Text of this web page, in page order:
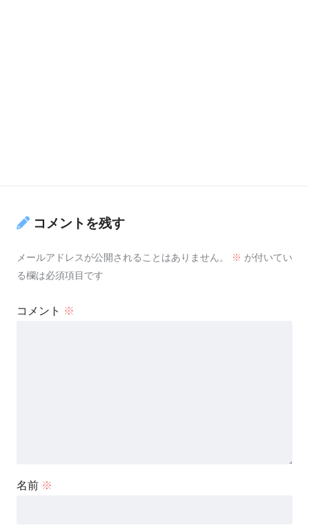
コメントを残す
メールアドレスが公開されることはありません。 ※ が付いてい
る欄は必須項目です
コメント ※
名前 ※